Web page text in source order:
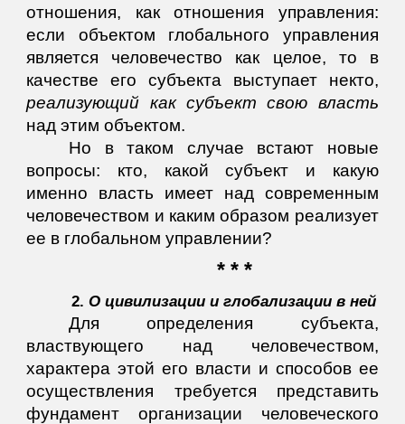
отношения, как отношения управления:
если объектом глобального управления
является человечество как целое, то в
качестве его субъекта выступает некто,
реализующий как субъект свою власть
над этим объектом.
Но в таком случае встают новые
вопросы: кто, какой субъект и какую
именно власть имеет над современным
человечеством и каким образом реализует
ее в глобальном управлении?
* * *
2.О цивилизации и глобализации в ней
Для определения субъекта,
властвующего над человечеством,
характера этой его власти и способов ее
осуществления требуется представить
фундамент организации человеческого